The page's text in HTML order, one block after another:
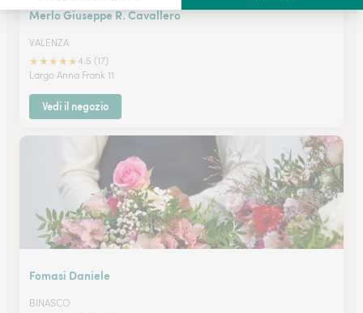
Merlo Giuseppe R. Cavallero
VALENZA
★★★★★4.5 (17)
Largo Anna Frank 11
Vedi il negozio
Fomasi Daniele
BINASCO